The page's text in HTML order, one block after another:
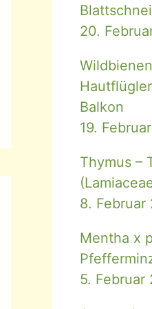
20.
Balkon
19.
Thymus –
8. Februar
Mentha x
5. Februar